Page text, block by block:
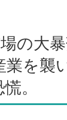
の大
業を襲
。